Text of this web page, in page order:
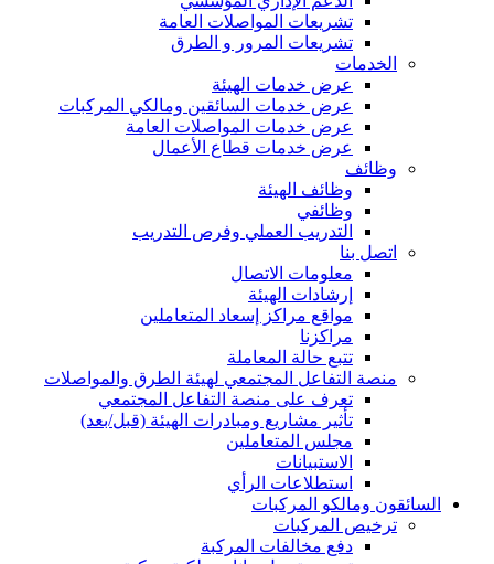
تشريعات المواصلات العامة
تشريعات المرور و الطرق
الخدمات
عرض خدمات الهيئة
عرض خدمات السائقين ومالكي المركبات
عرض خدمات المواصلات العامة
عرض خدمات قطاع الأعمال
وظائف
وظائف الهيئة
وظائفي
التدريب العملي وفرص التدريب
اتصل بنا
معلومات الاتصال
إرشادات الهيئة
مواقع مراكز إسعاد المتعاملين
مراكزنا
تتبع حالة المعاملة
منصة التفاعل المجتمعي لهيئة الطرق والمواصلات
تعرف على منصة التفاعل المجتمعي
تأثير مشاريع ومبادرات الهيئة (قبل/بعد)
مجلس المتعاملين
الاستبيانات
استطلاعات الرأي
السائقون ومالكو المركبات
ترخيص المركبات
دفع مخالفات المركبة